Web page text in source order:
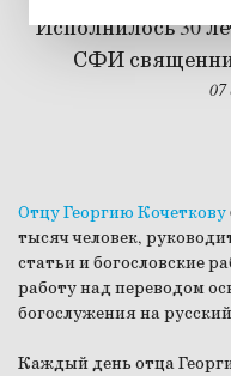
Исполнилось 30
СФИ
Отцу Георгию Кочеткову
тысяч человек,
статьи и богословские
работу над переводом
богослужения на
Каждый день отца